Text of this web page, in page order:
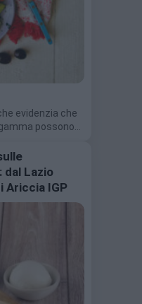
evidenzia che
possono…
dal Lazio
Ariccia IGP